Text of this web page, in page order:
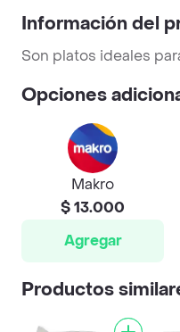
Información del
Son platos ideales
Opciones
Makro
$ 13.000
Agregar
Productos